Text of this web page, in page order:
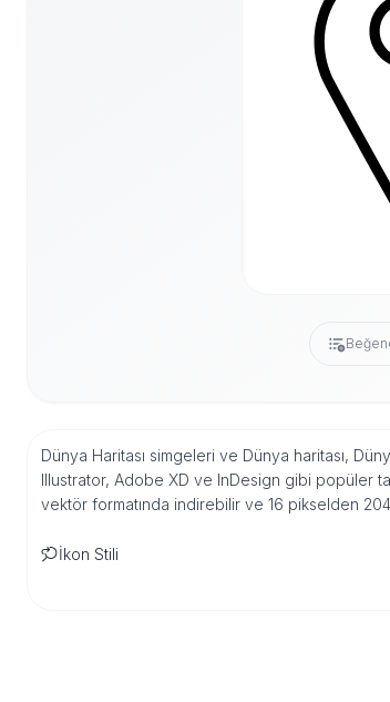
Dünya Haritası simgeleri ve Dünya haritası,
Illustrator, Adobe XD ve InDesign gibi popüler
vektör formatında indirebilir ve 16 pikselden
İkon Stili